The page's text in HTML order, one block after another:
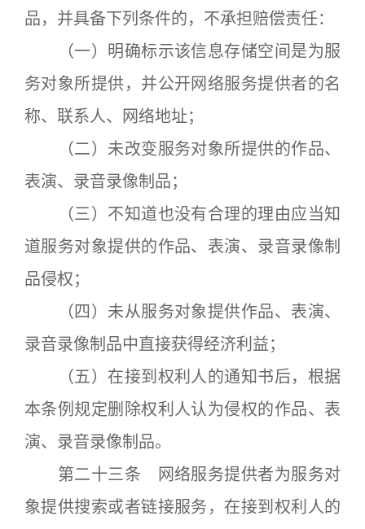
品，并具备下列条件的，不承担赔偿责任：
（一）明确标示该信息存储空间是为服
务对象所提供，并公开网络服务提供者的名
称、联系人、网络地址；
（二）未改变服务对象所提供的作品、
表演、录音录像制品；
（三）不知道也没有合理的理由应当知
道服务对象提供的作品、表演、录音录像制
品侵权；
（四）未从服务对象提供作品、表演、
录音录像制品中直接获得经济利益；
（五）在接到权利人的通知书后，根据
本条例规定删除权利人认为侵权的作品、表
演、录音录像制品。
第二十三条 网络服务提供者为服务对
象提供搜索或者链接服务，在接到权利人的